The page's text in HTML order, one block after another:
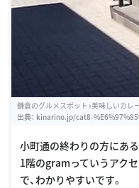
鎌倉のグルメスポット♪美味しいカレ
出典： kinarino.jp/cat8-
小町通の終わりの方にあ
1階のgramっていうアク
で、わかりやすいです。